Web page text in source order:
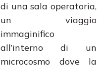
di una sala operatoria,
un viaggio
immaginifico
all’interno di un
microcosmo dove la